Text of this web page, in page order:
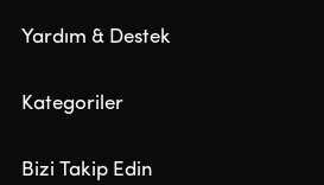
Yardım & Destek
Kategoriler
Bizi Takip Edin